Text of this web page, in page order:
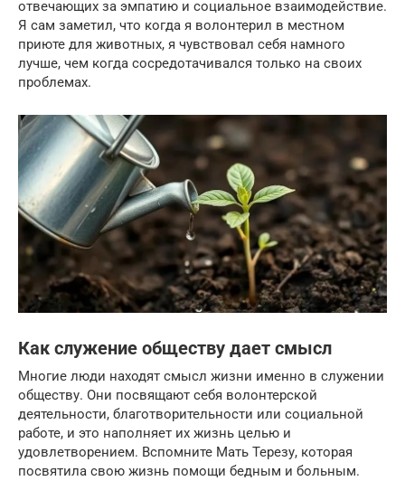
отвечающих за эмпатию и социальное взаимодействие.
Я сам заметил, что когда я волонтерил в местном
приюте для животных, я чувствовал себя намного
лучше, чем когда сосредотачивался только на своих
проблемах.
Как служение обществу дает смысл
Многие люди находят смысл жизни именно в служении
обществу. Они посвящают себя волонтерской
деятельности, благотворительности или социальной
работе, и это наполняет их жизнь целью и
удовлетворением. Вспомните Мать Терезу, которая
посвятила свою жизнь помощи бедным и больным.